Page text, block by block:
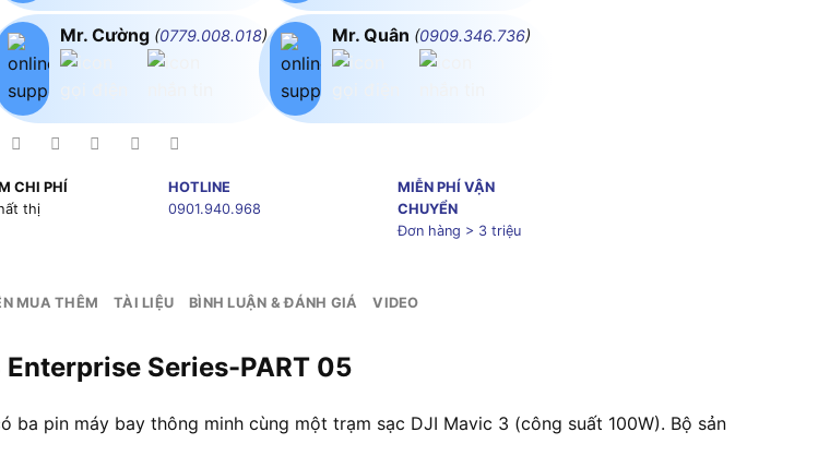
Mr. Cường (0779.008.018) Mr. Quân (0909.346.736)
CHI PHÍ
thị
HOTLINE
0901.940.968
MIỄN PHÍ VẬN
CHUYỂN
Đơn hàng > 3 triệu
MUA THÊM TÀI LIỆU BÌNH LUẬN & ĐÁNH GIÁ VIDEO
Series-PART 05
ba pin máy bay thông minh cùng một trạm sạc DJI Mavic 3 (công suất 100W). Bộ sản